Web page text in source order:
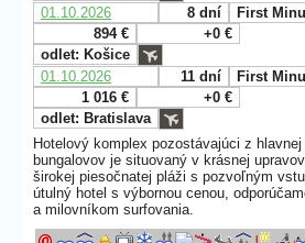
01.10.2026
8 dní
First
894 €
+0 €
odlet: Košice
01.10.2026
11 dní
First
1 016 €
+0 €
odlet: Bratislava
Hotelový komplex pozostávajúci z
bungalovov je situovaný v krásnej
širokej piesočnatej pláži s pozvoľným
útulný hotel s výbornou cenou,
a milovníkom surfovania.